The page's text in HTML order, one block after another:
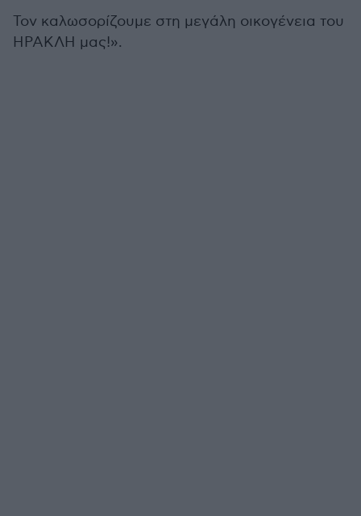
Τον καλωσορίζουμε στη μεγάλη οικογένεια του
ΗΡΑΚΛΗ μας!».